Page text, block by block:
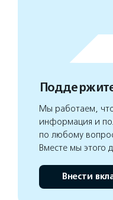
Мы работаем,
информация и
по любому
Вместе мы этого
Внести